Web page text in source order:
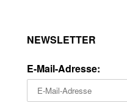
NEWSLETTER
E-Mail-Adresse: